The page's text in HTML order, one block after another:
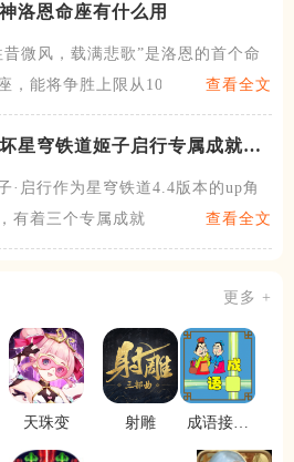
洛恩命座有什么用
昔微风，载满悲歌”是洛恩的首个命
，能将争胜上限从10
查看全文
星穹铁道姬子启行专属成就怎
·启行作为星穹铁道4.4版本的up角
有着三个专属成就
查看全文
更多 +
天珠变 射雕
成语接龙